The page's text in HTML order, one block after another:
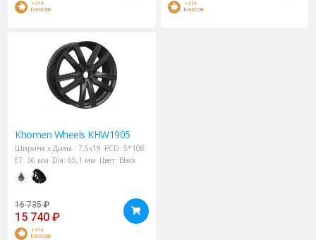
+314
БОНУСОВ
+314
БОНУСОВ
Khomen Wheels KHW1905
Ширина х Диам.: 7,5x19 PCD: 5*108
ET: 36 мм Dia: 65,1 мм Цвет: Black
16 735 ₽
15 740 ₽
+314
БОНУСОВ